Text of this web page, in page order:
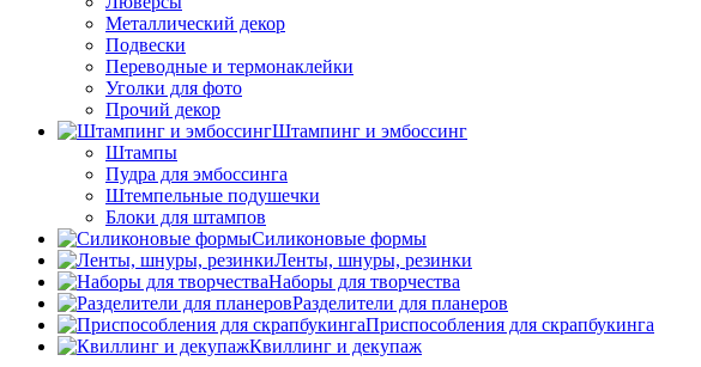
Металлический декор
Подвески
Переводные и термонаклейки
Уголки для фото
Прочий декор
Штампинг и эмбоссинг
Штампы
Пудра для эмбоссинга
Штемпельные подушечки
Блоки для штампов
Силиконовые формы
Ленты, шнуры, резинки
Наборы для творчества
Разделители для планеров
Приспособления для скрапбукинга
Квиллинг и декупаж